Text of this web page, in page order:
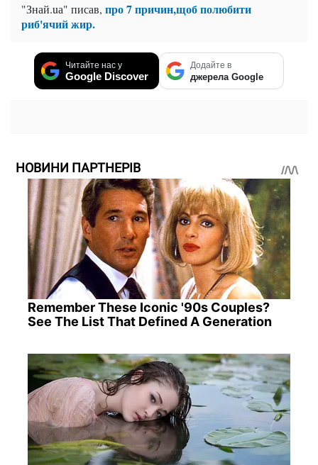
"Знай.uа" писав, про 7 причин,щоб полюбити
риб'ячий жир.
Читайте нас у
Google Discover
Додайте в
джерела Google
НОВИНИ ПАРТНЕРІВ
Remember These Iconic '90s Couples?
See The List That Defined A Generation